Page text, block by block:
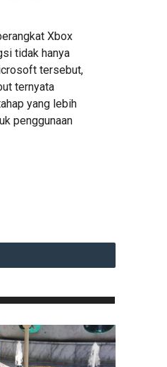
Xbox
tidak hanya
tersebut,
ternyata
yang lebih
penggunaan